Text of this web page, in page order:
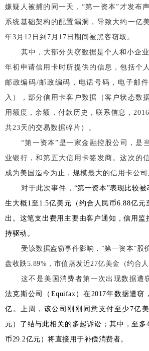
嫌疑人被捕的同一天，“第一资本”才发布
系统基础架构的配置漏洞，导致大约一亿
年3月12日到7月17日期间被黑客窃取。
其中，大部分失窃数据是个人和小企
年初申请信用卡时所提供的信息，包括个
邮政编码/邮政编码，电话号码，电子邮
入），部分信用卡客户数据（客户状态数
用额度，余额，付款历史，联系信息，
共23天的交易数据碎片）。
“第一资本”是一家金融控股公司，是
业银行，和第五大信用卡签发商。这次的
成为美国迄今为止，规模最大的信用卡公司
对于此次事件， “第一资本”表现比较
生大概1至1.5亿美元（约合人民币6.88亿元
出。 这笔支出费用主要由客户通知，信用监
持驱动 。
受该数据盗窃事件影响，“第一资本”股
盘收跌5.89%，市值蒸发近27亿美金（约合人
这不是美国消费者第一次出现数据遭
法克斯公司（Equifax）在2017年数据遭窃
亿。上周，该公司刚刚同意支付至少7亿
元）了结与此相关的多起诉讼；其中，至多
币29.2亿元）将直接用于补偿消费者。